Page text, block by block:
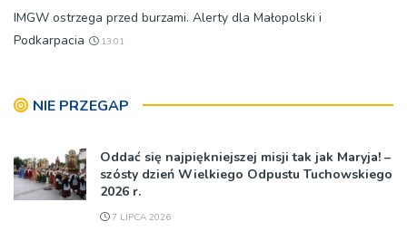
IMGW ostrzega przed burzami. Alerty dla Małopolski i
Podkarpacia
13:01
NIE PRZEGAP
Oddać się najpiękniejszej misji tak jak Maryja! –
szósty dzień Wielkiego Odpustu Tuchowskiego
2026 r.
7 LIPCA 2026